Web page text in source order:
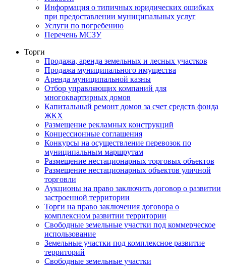
Информация о типичных юридических ошибках
при предоставлении муниципальных услуг
Услуги по погребению
Перечень МСЗУ
Торги
Продажа, аренда земельных и лесных участков
Продажа муниципального имущества
Аренда муниципальной казны
Отбор управляющих компаний для
многоквартирных домов
Капитальный ремонт домов за счет средств фонда
ЖКХ
Размещение рекламных конструкций
Концессионные соглашения
Конкурсы на осуществление перевозок по
муниципальным маршрутам
Размещение нестационарных торговых объектов
Размещение нестационарных объектов уличной
торговли
Аукционы на право заключить договор о развитии
застроенной территории
Торги на право заключения договора о
комплексном развитии территории
Свободные земельные участки под коммерческое
использование
Земельные участки под комплексное развитие
территорий
Свободные земельные участки